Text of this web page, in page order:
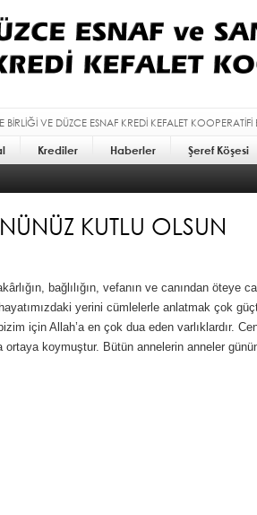
BİRLİĞİ VE DÜZCE ESNAF KREDİ KEFALET
MESAJI :Krediler Haberler Şeref Köşesi
KUTLU OLSUN
bağlılığın, vefanın ve canından öteye
yerini cümlelerle anlatmak çok
için Allah’a en çok dua eden varlıklardır.
ortaya koymuştur. Bütün annelerin anneler